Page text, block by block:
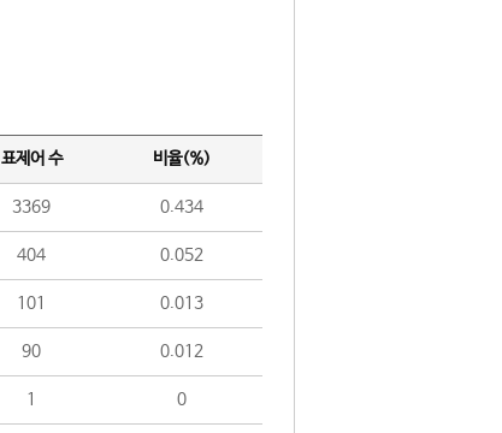
표제어 수 비율(%)
3369 0.434
404 0.052
101 0.013
90 0.012
1 0